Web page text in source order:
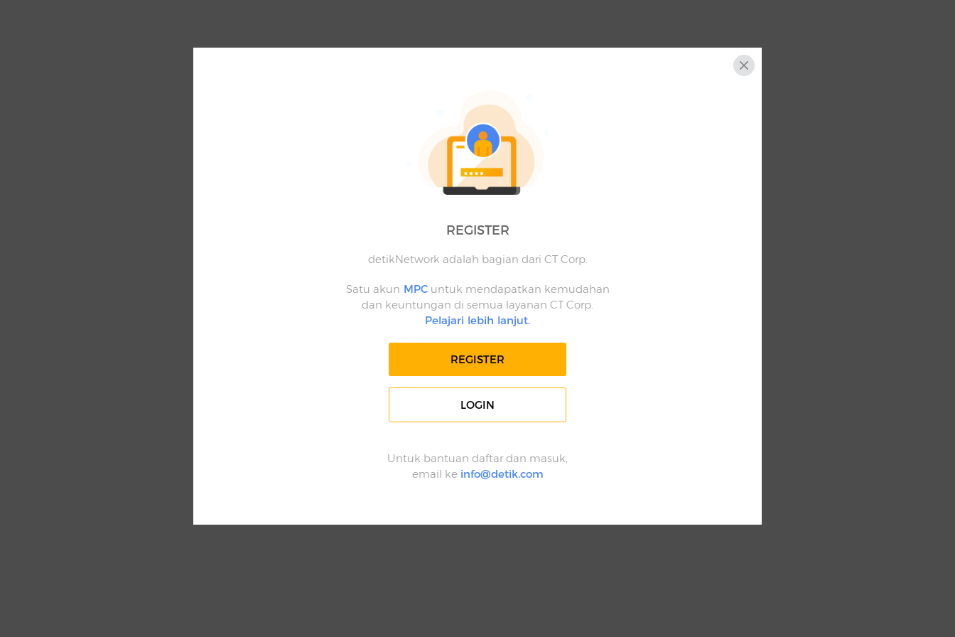
REGISTER
detikNetwork adalah bagian dari CT Corp.
Satu akun MPCuntuk mendapatkan kemudahan
dan keuntungan di semua layanan CT Corp.
Pelajari lebih lanjut.
REGISTER
LOGIN
Untuk bantuan daftar dan masuk,
email ke info@detik.com